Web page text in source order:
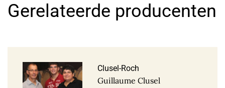
Gerelateerde producenten
Clusel-Roch
Guillaume Clusel